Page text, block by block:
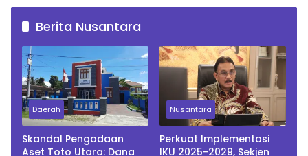
Berita Nusantara
Daerah
Skandal Pengadaan
Aset Toto Utara: Dana
Nusantara
Perkuat Implementasi
IKU 2025-2029, Sekjen